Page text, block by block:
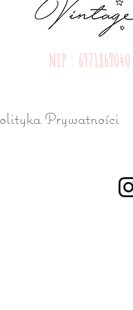
NIP :
ul. Różana 15Prywatności